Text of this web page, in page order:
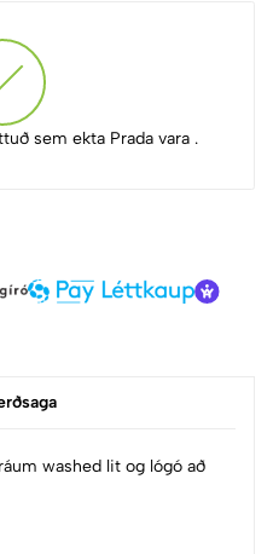
sem ekta Prada vara .
washed lit og lógó að